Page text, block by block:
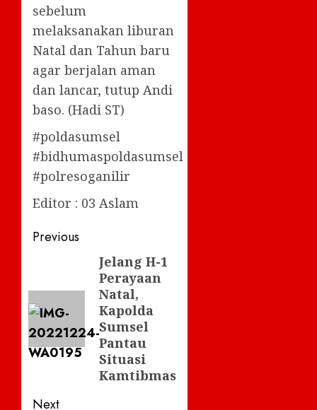
sebelum
melaksanakan liburan
Natal dan Tahun baru
agar berjalan aman
dan lancar, tutup Andi
baso. (Hadi ST)
#poldasumsel
#bidhumaspoldasumsel
#polresoganilir
Editor : 03 Aslam
Post
navigation
Previous
Jelang H-1
Perayaan
Natal,
Kapolda
Sumsel
Pantau
Situasi
Kamtibmas
Next